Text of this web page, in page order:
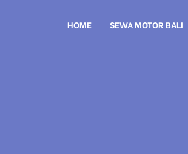
HOME SEWA MOTOR BALI